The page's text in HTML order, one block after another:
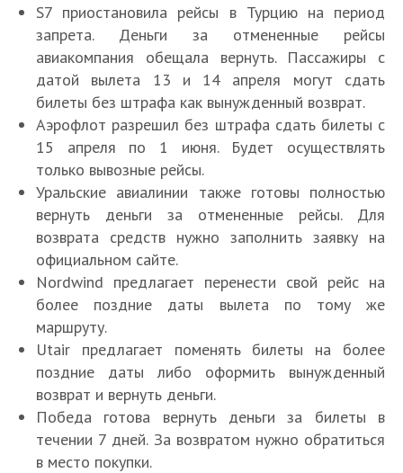
S7 приостановила рейсы в Турцию на период
запрета. Деньги за отмененные рейсы
авиакомпания обещала вернуть. Пассажиры с
датой вылета 13 и 14 апреля могут сдать
билеты без штрафа как вынужденный возврат.
Аэрофлот разрешил без штрафа сдать билеты с
15 апреля по 1 июня. Будет осуществлять
только вывозные рейсы.
Уральские авиалинии также готовы полностью
вернуть деньги за отмененные рейсы. Для
возврата средств нужно заполнить заявку на
официальном сайте.
Nordwind предлагает перенести свой рейс на
более поздние даты вылета по тому же
маршруту.
Utair предлагает поменять билеты на более
поздние даты либо оформить вынужденный
возврат и вернуть деньги.
Победа готова вернуть деньги за билеты в
течении 7 дней. За возвратом нужно обратиться
в место покупки.